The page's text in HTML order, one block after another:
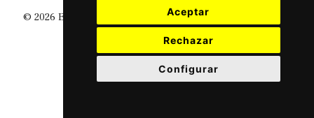
Aceptar
Rechazar
Configurar
© 2026 El Diario De Un Friki • Creado con